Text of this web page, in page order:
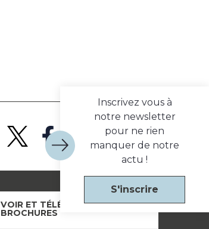
Inscrivez vous à
notre newsletter
pour ne rien
manquer de notre
actu !
S'inscrire
VOIR ET TÉLÉCHARGER NOS
BROCHURES